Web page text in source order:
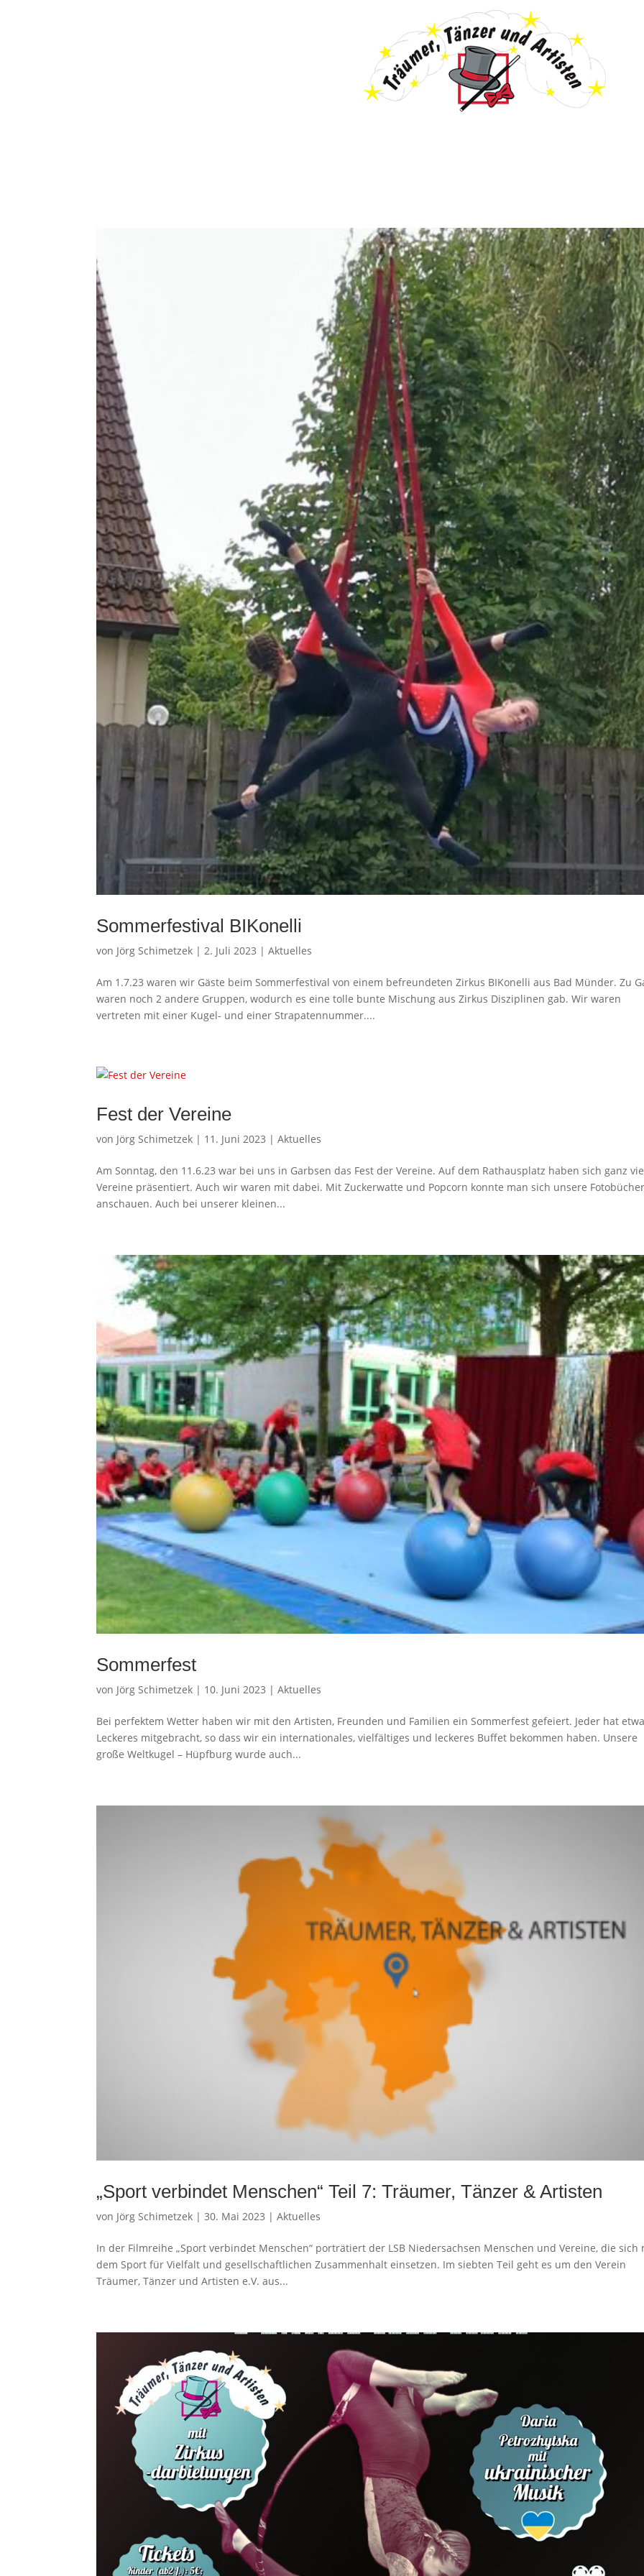
Sommerfestival BIKonelli
von Jörg Schimetzek | 2. Juli 2023 |Aktuelles
Am 1.7.23 waren wir Gäste beim Sommerfestival von einem befreundeten Zirkus BIKonelli aus Bad Münder. Zu
waren noch 2 andere Gruppen, wodurch es eine tolle bunte Mischung aus Zirkus Disziplinen gab. Wir waren
vertreten mit einer Kugel- und einer Strapatennummer....
Fest der Vereine
von Jörg Schimetzek | 11. Juni 2023 |Aktuelles
Am Sonntag, den 11.6.23 war bei uns in Garbsen das Fest der Vereine. Auf dem Rathausplatz haben sich ganz
Vereine präsentiert. Auch wir waren mit dabei. Mit Zuckerwatte und Popcorn konnte man sich unsere
anschauen. Auch bei unserer kleinen...
Sommerfest
von Jörg Schimetzek | 10. Juni 2023 |Aktuelles
Bei perfektem Wetter haben wir mit den Artisten, Freunden und Familien ein Sommerfest gefeiert. Jeder hat
Leckeres mitgebracht, so dass wir ein internationales, vielfältiges und leckeres Buffet bekommen haben. Unsere
große Weltkugel – Hüpfburg wurde auch...
„Sport verbindet Menschen“ Teil 7: Träumer, Tänzer & Artisten
von Jörg Schimetzek |30. Mai 2023 |Aktuelles
In der Filmreihe „Sport verbindet Menschen“ porträtiert der LSB Niedersachsen Menschen und Vereine, die sich
dem Sport für Vielfalt und gesellschaftlichen Zusammenhalt einsetzen. Im siebten Teil geht es um den Verein
Träumer, Tänzer und Artisten e.V. aus...